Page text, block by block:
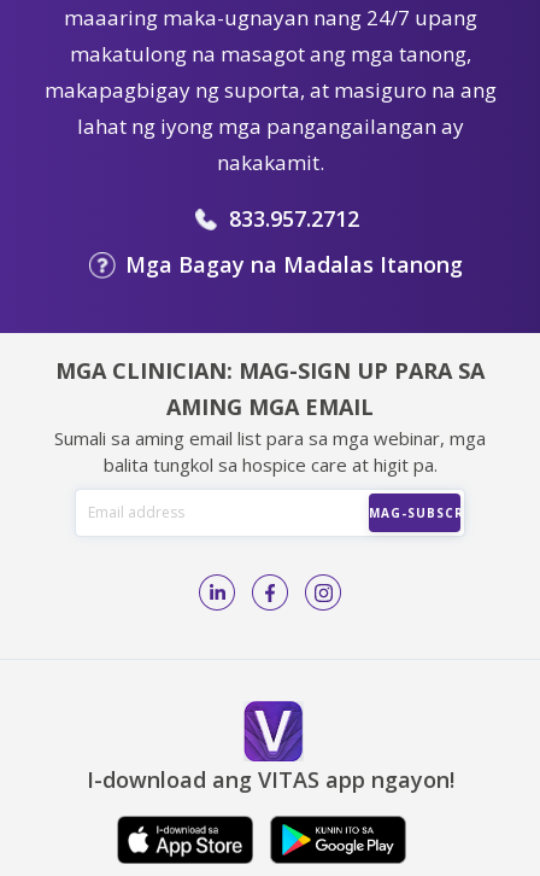
maaaring maka-ugnayan nang 24/7 upang
makatulong na masagot ang mga tanong,
makapagbigay ng suporta, at masiguro na ang
lahat ng iyong mga pangangailangan ay
nakakamit.
833.957.2712
Mga Bagay na Madalas Itanong
MGA CLINICIAN: MAG-SIGN UP PARA SA
AMING MGA EMAIL
Sumali sa aming email list para sa mga webinar, mga
balita tungkol sa hospice care at higit pa.
I-download ang VITAS app ngayon!